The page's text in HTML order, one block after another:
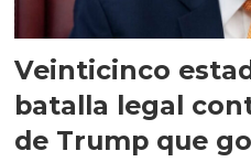
Veinticinco
batalla legal
de Trump que